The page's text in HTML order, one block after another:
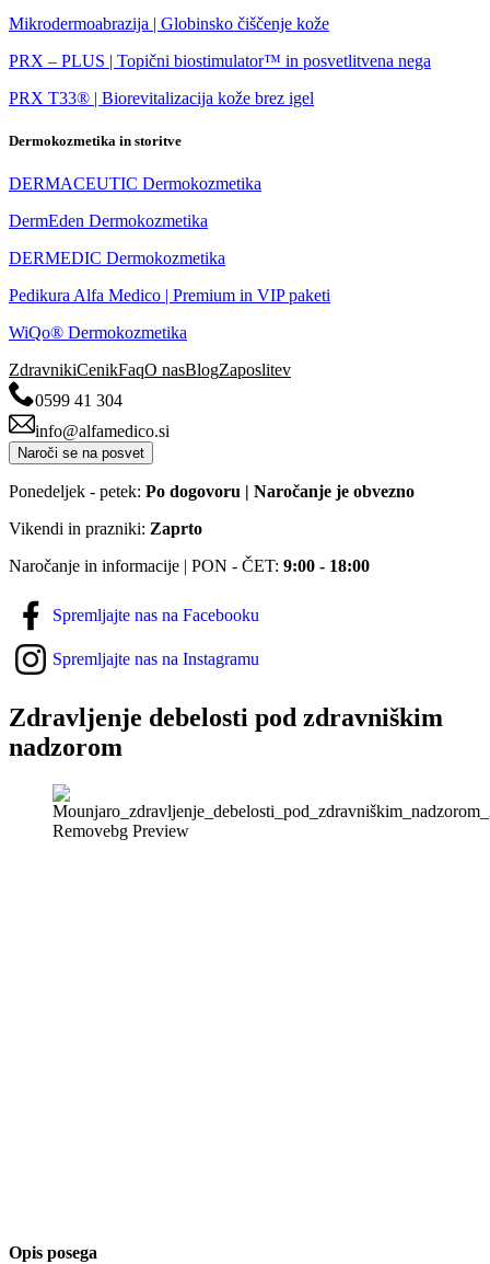
Mikrodermoabrazija | Globinsko čiščenje kože
PRX – PLUS | Topični biostimulator™ in posvetlitvena nega
PRX T33® | Biorevitalizacija kože brez igel
Dermokozmetika in storitve
DERMACEUTIC Dermokozmetika
DermEden Dermokozmetika
DERMEDIC Dermokozmetika
Pedikura Alfa Medico | Premium in VIP paketi
WiQo® Dermokozmetika
ZdravnikiCenikFaqO nasBlogZaposlitev
0599 41 304
info@alfamedico.si
Naroči se na posvet
Ponedeljek - petek: Po dogovoru | Naročanje je obvezno
Vikendi in prazniki: Zaprto
Naročanje in informacije | PON - ČET: 9:00 - 18:00
Spremljajte nas na Facebooku
Spremljajte nas na Instagramu
Zdravljenje debelosti pod zdravniškim
nadzorom
Opis posega